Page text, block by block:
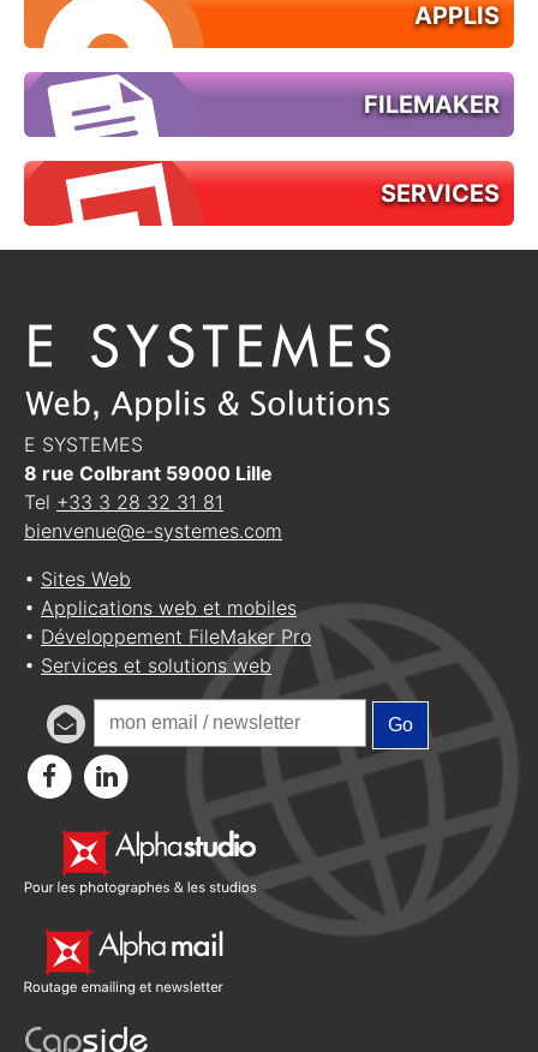
APPLIS
FILEMAKER
SERVICES
E SYSTEMES
8 rue Colbrant 59000 Lille
Tel +33 3 28 32 31 81
bienvenue@e-systemes.com
• Sites Web
• Applications web et mobiles
• Développement FileMaker Pro
• Services et solutions web
Go